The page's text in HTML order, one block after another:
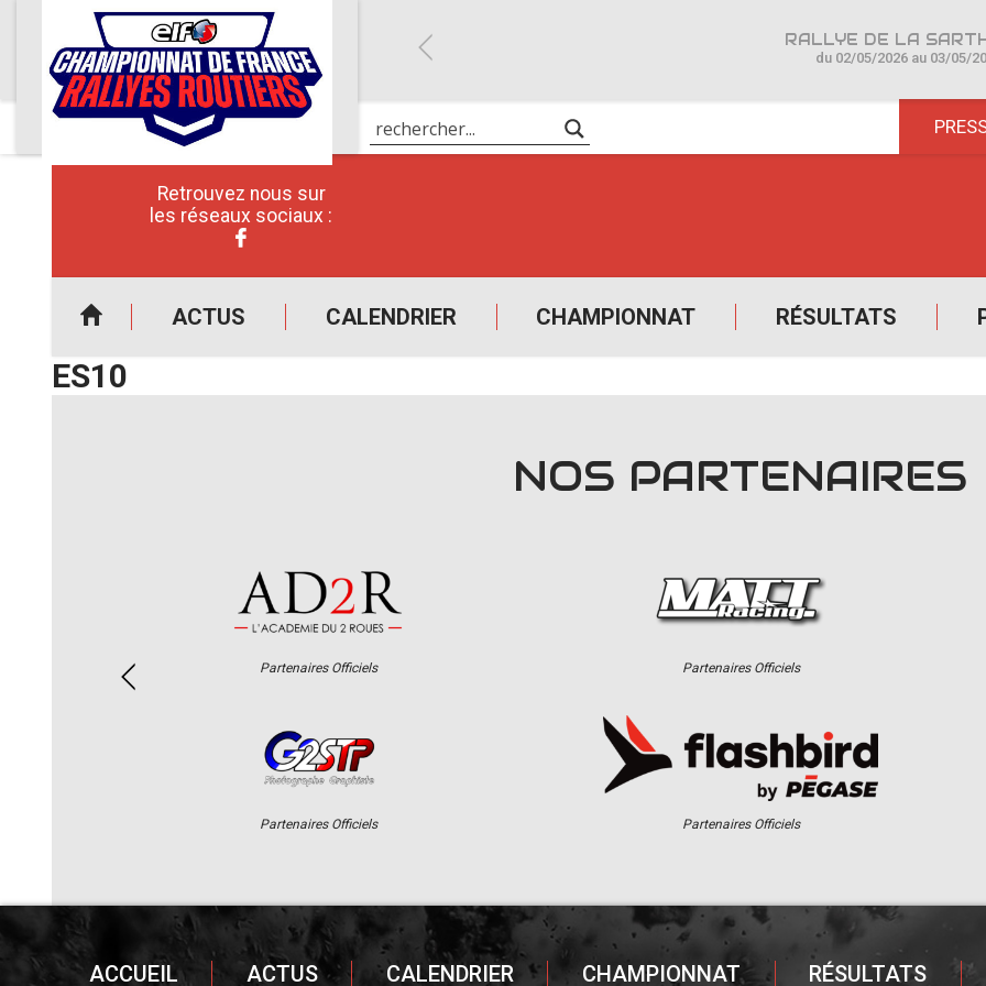
Retrouvez nous sur
les réseaux sociaux :
ACTUS CALENDRIER CHAMPIONNAT RÉSULTATS
du 02/05/2026 au 03/05/
ES10
NOS PARTENAIRES
Partenaires Officiels
Partenaires Officiels
Partenaires Officiels
Partenaires Officiels
ACCUEIL ACTUS CALENDRIER CHAMPIONNAT RÉSULTATS